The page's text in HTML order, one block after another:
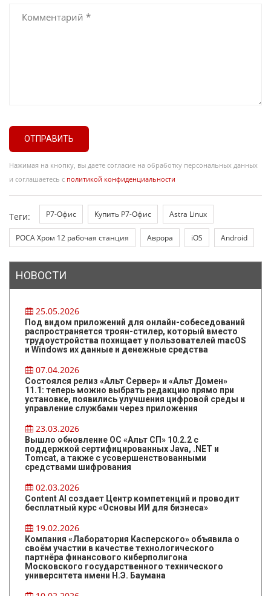
ОТПРАВИТЬ
Нажимая на кнопку, вы даете согласие на обработку персональных данных
и соглашаетесь с политикой конфиденциальности
Теги: Р7-Офис Купить Р7-Офис Astra Linux
РОСА Хром 12 рабочая станция Аврора iOS Android
НОВОСТИ
25.05.2026
Под видом приложений для онлайн-собеседований
распространяется троян-стилер, который вместо
трудоустройства похищает у пользователей macOS
и Windows их данные и денежные средства
07.04.2026
Состоялся релиз «Альт Сервер» и «Альт Домен»
11.1: теперь можно выбрать редакцию прямо при
установке, появились улучшения цифровой среды и
управление службами через приложения
23.03.2026
Вышло обновление ОС «Альт СП» 10.2.2 с
поддержкой сертифицированных Java, .NET и
Tomcat, а также с усовершенствованными
средствами шифрования
02.03.2026
Content AI создает Центр компетенций и проводит
бесплатный курс «Основы ИИ для бизнеса»
19.02.2026
Компания «Лаборатория Касперского» объявила о
своём участии в качестве технологического
партнёра финансового киберполигона
Московского государственного технического
университета имени Н.Э. Баумана